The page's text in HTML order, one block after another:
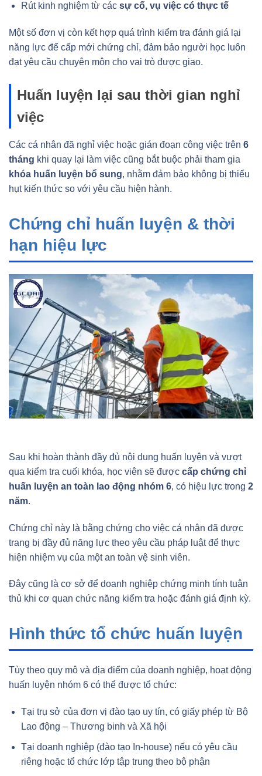
Rút kinh nghiệm từ các sự cố, vụ việc có thực tế
Một số đơn vị còn kết hợp quá trình kiểm tra đánh giá lại
năng lực để cấp mới chứng chỉ, đảm bảo người học luôn
đạt yêu cầu chuyên môn cho vai trò được giao.
Huấn luyện lại sau thời gian nghỉ
việc
Các cá nhân đã nghỉ việc hoặc gián đoạn công việc trên 6
tháng khi quay lại làm việc cũng bắt buộc phải tham gia
khóa huấn luyện bổ sung, nhằm đảm bảo không bị thiếu
hụt kiến thức so với yêu cầu hiện hành.
Chứng chỉ huấn luyện & thời
hạn hiệu lực
Sau khi hoàn thành đầy đủ nội dung huấn luyện và vượt
qua kiểm tra cuối khóa, học viên sẽ được cấp chứng chỉ
huấn luyện an toàn lao động nhóm 6, có hiệu lực trong 2
năm.
Chứng chỉ này là bằng chứng cho việc cá nhân đã được
trang bị đầy đủ năng lực theo yêu cầu pháp luật để thực
hiện nhiệm vụ của một an toàn vệ sinh viên.
Đây cũng là cơ sở để doanh nghiệp chứng minh tính tuân
thủ khi cơ quan chức năng kiểm tra hoặc đánh giá định kỳ.
Hình thức tổ chức huấn luyện
Tùy theo quy mô và địa điểm của doanh nghiệp, hoạt động
huấn luyện nhóm 6 có thể được tổ chức:
Tại trụ sở của đơn vị đào tạo uy tín, có giấy phép từ Bộ
Lao động – Thương binh và Xã hội
Tại doanh nghiệp (đào tạo In-house) nếu có yêu cầu
riêng hoặc tổ chức lớp tập trung theo bộ phận